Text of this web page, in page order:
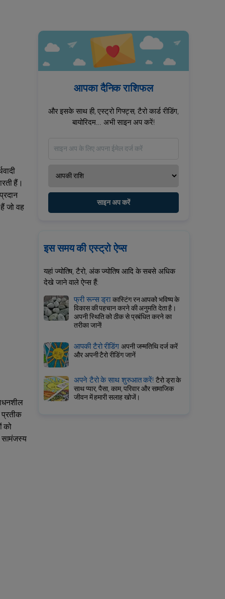
हैं।
जो वह
प्रतीक
को
सामंजस्य
आपका दैनिक राशिफल
और इसके साथ ही, एस्ट्रो गिफ्ट्स, टैरो कार्ड रीडिंग,
बायोरिदम... अभी साइन अप करें!
साइन अप करें
इस समय की एस्ट्रो ऐप्स
यहां ज्योतिष, टैरो, अंक ज्योतिष आदि के सबसे अधिक
देखे जाने वाले ऐप्स हैं:
फ्री रून्स ड्राकास्टिंग रन आपको भविष्य के
विकास की पहचान करने की अनुमति देता है।
अपनी स्थिति को ठीक से प्रबंधित करने का
तरीका जानें!
आपकी टैरो रीडिंगअपनी जन्मतिथि दर्ज करें
और अपनी टैरो रीडिंग जानें
अपने टैरो के साथ शुरुआत करें!टैरो ड्रा के
साथ प्यार, पैसा, काम, परिवार और सामाजिक
जीवन में हमारी सलाह खोजें।